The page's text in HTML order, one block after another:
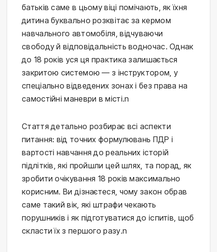
батьків саме в цьому віці помічають, як їхня
дитина буквально розквітає за кермом
навчального автомобіля, відчуваючи
свободу й відповідальність водночас. Однак
до 18 років уся ця практика залишається
закритою системою — з інструктором, у
спеціально відведених зонах і без права на
самостійні маневри в місті.n
Стаття детально розбирає всі аспекти
питання: від точних формулювань ПДР і
вартості навчання до реальних історій
підлітків, які пройшли цей шлях, та порад, як
зробити очікування 18 років максимально
корисним. Ви дізнаєтеся, чому закон обрав
саме такий вік, які штрафи чекають
порушників і як підготуватися до іспитів, щоб
скласти їх з першого разу.n